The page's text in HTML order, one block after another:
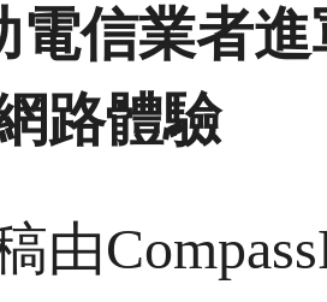
電信業者
路體驗
由